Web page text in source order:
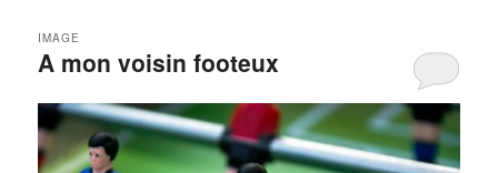
A mon voisin footeux
IMAGE